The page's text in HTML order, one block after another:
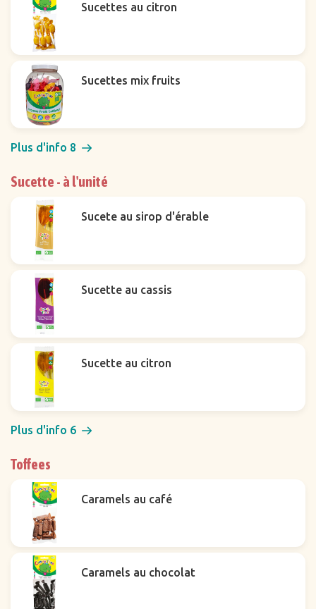
Sucettes au citron
Sucettes mix fruits
Plus d'info 8
Sucette - à l'unité
Sucete au sirop d'érable
Sucette au cassis
Sucette au citron
Plus d'info 6
Toffees
Caramels au café
Caramels au chocolat